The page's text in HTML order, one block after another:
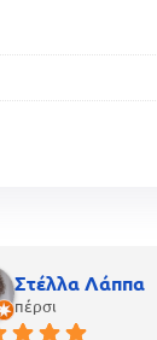
Στέλλα Λάππα
πέρσι